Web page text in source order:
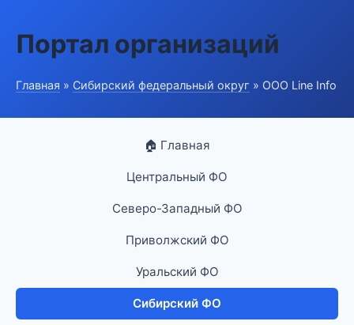
Портал организаций
Главная » Сибирский федеральный округ » ООО Line Info
🏠 Главная
Центральный ФО
Северо-Западный ФО
Приволжский ФО
Уральский ФО
Сибирский ФО